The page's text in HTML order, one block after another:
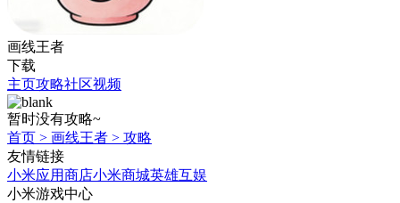
画线王者
下载
主页攻略社区视频
暂时没有攻略~
首页 > 画线王者 > 攻略
友情链接
小米应用商店小米商城英雄互娱
小米游戏中心